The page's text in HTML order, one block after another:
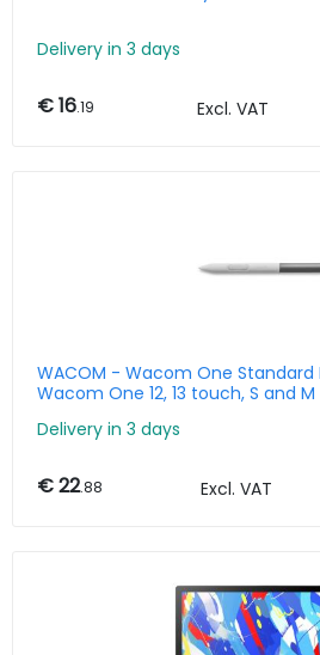
Delivery in 3 days
€ 16.19 Excl. VAT
WACOM - Wacom One
Wacom One 12, 13 touch, S and M
Delivery in 3 days
€ 22.88 Excl. VAT